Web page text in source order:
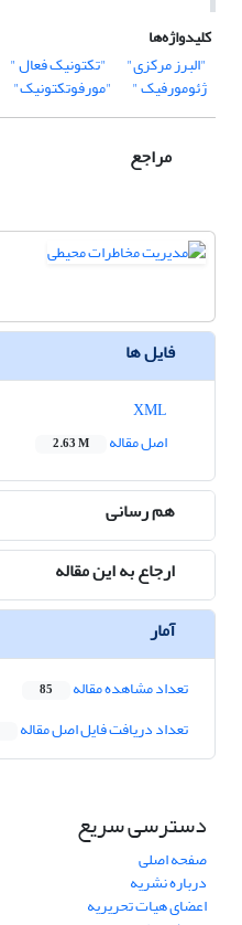
کلیدواژه‌ها
"البرز مرکزی"
"تکتونیک فعال "
ژئومورفیک " "مورفوتکتونیک"
مراجع
فایل ها
اصل مقاله
2.63 M
هم رسانی
ارجاع به این مقاله
آمار
تعداد مشاهده مقاله 85
تعداد دریافت فایل اصل مقاله
دسترسی سریع
صفحه اصلی
درباره نشریه
اعضای هیات تحریریه